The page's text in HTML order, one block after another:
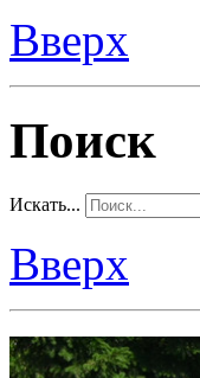
Вверх
Поиск
Искать...
Вверх